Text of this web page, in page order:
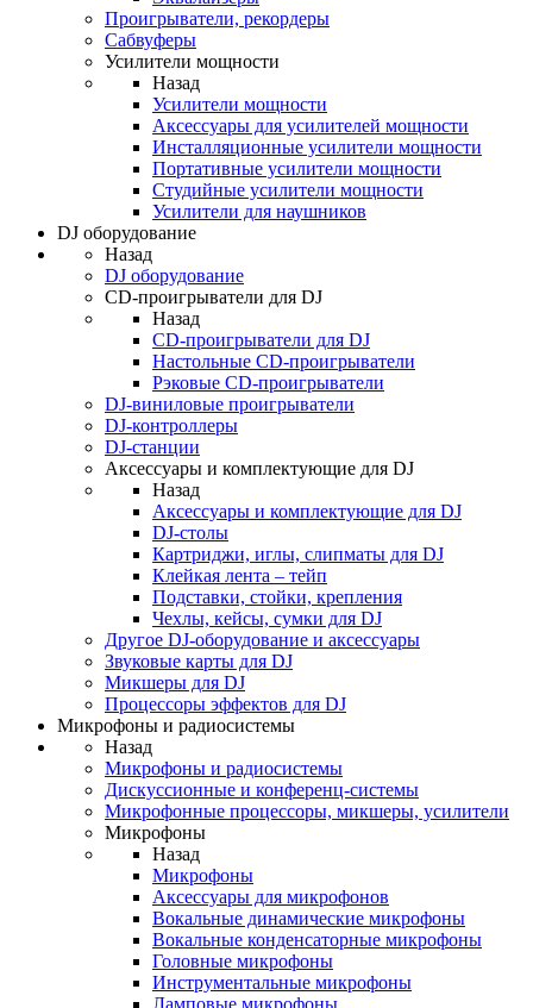
Проигрыватели, рекордеры
Сабвуферы
Усилители мощности
Назад
Усилители мощности
Аксессуары для усилителей мощности
Инсталляционные усилители мощности
Портативные усилители мощности
Студийные усилители мощности
Усилители для наушников
DJ оборудование
Назад
DJ оборудование
CD-проигрыватели для DJ
Назад
CD-проигрыватели для DJ
Настольные CD-проигрыватели
Рэковые CD-проигрыватели
DJ-виниловые проигрыватели
DJ-контроллеры
DJ-станции
Аксессуары и комплектующие для DJ
Назад
Аксессуары и комплектующие для DJ
DJ-столы
Картриджи, иглы, слипматы для DJ
Клейкая лента – тейп
Подставки, стойки, крепления
Чехлы, кейсы, сумки для DJ
Другое DJ-оборудование и аксессуары
Звуковые карты для DJ
Микшеры для DJ
Процессоры эффектов для DJ
Микрофоны и радиосистемы
Назад
Микрофоны и радиосистемы
Дискуссионные и конференц-системы
Микрофонные процессоры, микшеры, усилители
Микрофоны
Назад
Микрофоны
Аксессуары для микрофонов
Вокальные динамические микрофоны
Вокальные конденсаторные микрофоны
Головные микрофоны
Инструментальные микрофоны
Ламповые микрофоны